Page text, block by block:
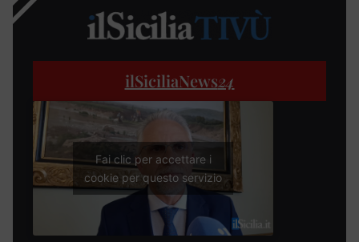
ilSiciliaNews24
Fai clic per accettare i
cookie per questo servizio